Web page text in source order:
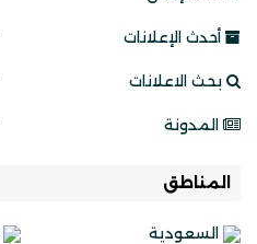
أحدث الإعلانات
بحث الاعلانات
المدونة
المناطق
السعودية